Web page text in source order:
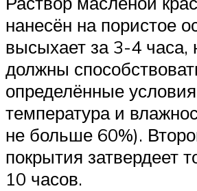
нанесён на пористое
высыхает за 3-4 часа,
должны
определённые
температура и
не больше 60%).
покрытия затвердеет
10 часов.